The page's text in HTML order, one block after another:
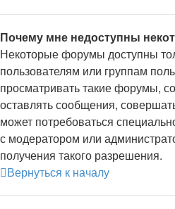
Почему мне недоступны
Некоторые форумы доступны
пользователям или группам
просматривать такие форумы,
оставлять сообщения,
может потребоваться
с модератором или
получения такого разрешения.
Вернуться к началу